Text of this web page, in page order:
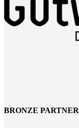
BRONZE PARTNER